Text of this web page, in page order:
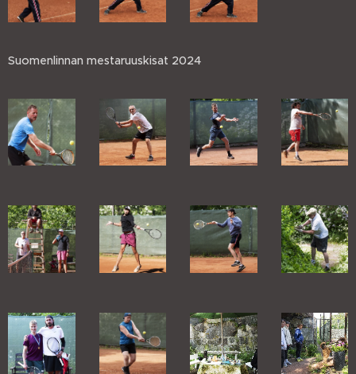
Suomenlinnan mestaruuskisat 2024